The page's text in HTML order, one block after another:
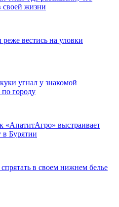
своей жизни
вестись на уловки
угнал у знакомой
по городу
«АпатитАгро» выстраивает
в Бурятии
в своем нижнем белье